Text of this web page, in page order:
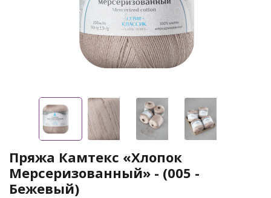
Пряжа Камтекс «Хлопок
Мерсеризованный» - (005 -
Бежевый)